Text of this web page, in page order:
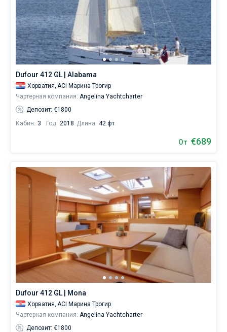
Dufour 412 GL | Alabama
Хорватия, ACI Марина Трогир
Чартерная компания: Angelina Yachtcharter
Депозит: €1800
Кабин: 3 Год: 2018 Длина: 42 фт
От €689
Dufour 412 GL | Mona
Хорватия, ACI Марина Трогир
Чартерная компания: Angelina Yachtcharter
Депозит: €1800